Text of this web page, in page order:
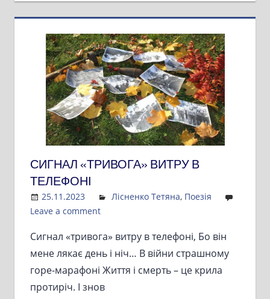
СИГНАЛ «ТРИВОГА» ВИТРУ В
ТЕЛЕФОНІ
25.11.2023 Admin
Лісненко Тетяна, Поезія
Leave a comment
Сигнал «тривога» витру в телефоні, Бо він
мене лякає день і ніч… В війни страшному
горе-марафоні Життя і смерть – це крила
протиріч. І знов